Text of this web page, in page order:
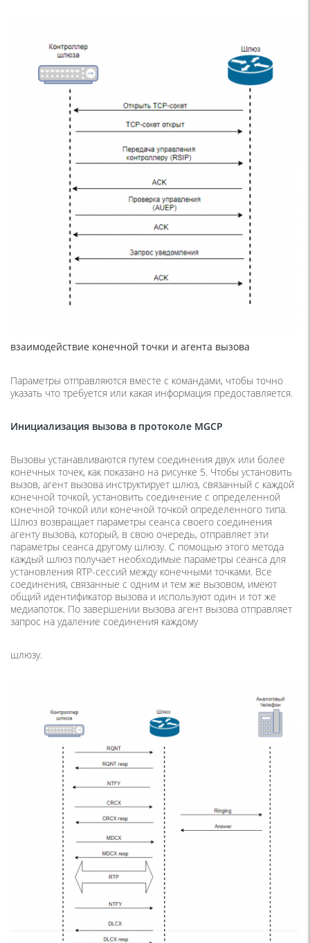
взаимодействие конечной точки и агента вызова
Параметры отправляются вместе с командами, чтобы точно
указать что требуется или какая информация предоставляется.
Инициализация вызова в протоколе MGCP
Вызовы устанавливаются путем соединения двух или более
конечных точек, как показано на рисунке 5. Чтобы установить
вызов, агент вызова инструктирует шлюз, связанный с каждой
конечной точкой, установить соединение с определенной
конечной точкой или конечной точкой определенного типа.
Шлюз возвращает параметры сеанса своего соединения
агенту вызова, который, в свою очередь, отправляет эти
параметры сеанса другому шлюзу. С помощью этого метода
каждый шлюз получает необходимые параметры сеанса для
установления RTP-сессий между конечными точками. Все
соединения, связанные с одним и тем же вызовом, имеют
общий идентификатор вызова и используют один и тот же
медиапоток. По завершении вызова агент вызова отправляет
запрос на удаление соединения каждому
шлюзу.